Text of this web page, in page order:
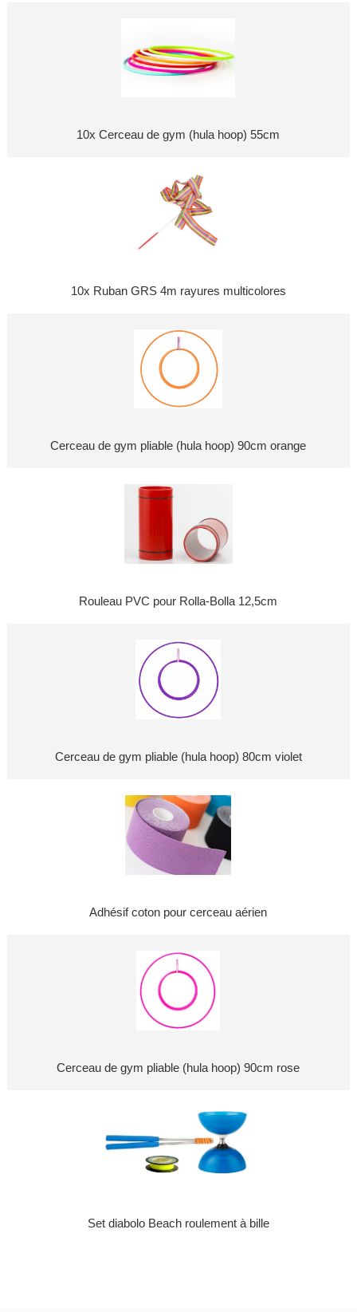
10x Cerceau de gym (hula hoop) 55cm
10x Ruban GRS 4m rayures multicolores
Cerceau de gym pliable (hula hoop) 90cm orange
Rouleau PVC pour Rolla-Bolla 12,5cm
Cerceau de gym pliable (hula hoop) 80cm violet
Adhésif coton pour cerceau aérien
Cerceau de gym pliable (hula hoop) 90cm rose
Set diabolo Beach roulement à bille